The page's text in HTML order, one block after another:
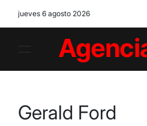
jueves 6 agosto 2026
Gerald Ford